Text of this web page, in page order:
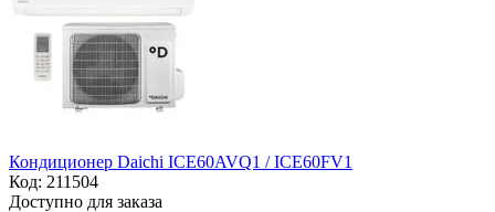
Кондиционер Daichi ICE60AVQ1 / ICE60FV1
Код: 211504
Доступно для заказа